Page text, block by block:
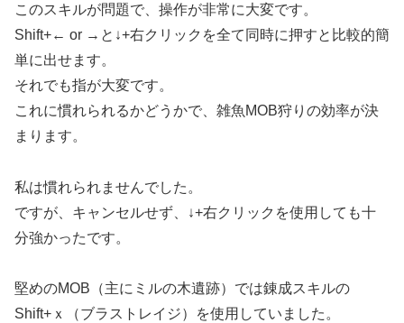
このスキルが問題で、操作が非常に大変です。
Shift+← or →と↓+右クリックを全て同時に押すと比較的簡
単に出せます。
それでも指が大変です。
これに慣れられるかどうかで、雑魚MOB狩りの効率が決
まります。
私は慣れられませんでした。
ですが、キャンセルせず、↓+右クリックを使用しても十
分強かったです。
堅めのMOB（主にミルの木遺跡）では錬成スキルの
Shift+ｘ（ブラストレイジ）を使用していました。